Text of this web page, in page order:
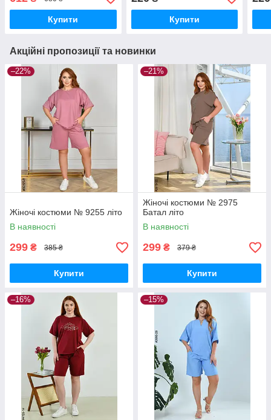
Купити Купити
Акційні пропозиції та новинки
–22%
Жіночі костюми № 9255 літо
В наявності
299 ₴ 385 ₴
Купити
–21%
Жіночі костюми № 2975
Батал літо
В наявності
299 ₴ 379 ₴
Купити
–16% –15%